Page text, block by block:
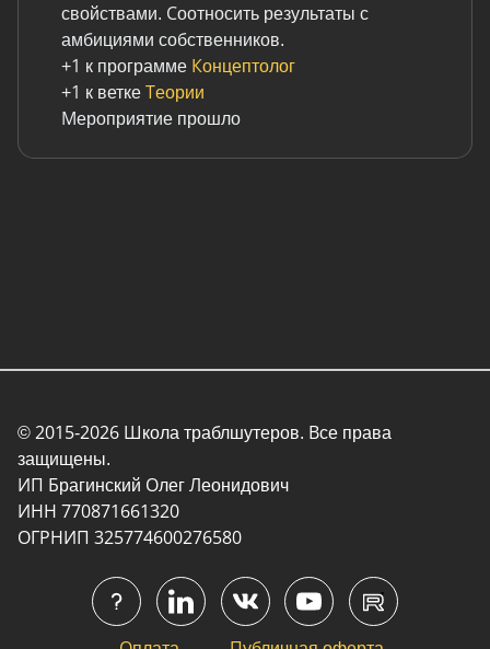
свойствами. Соотносить результаты с
амбициями собственников.
+1 к программе Концептолог
+1 к веткеТеории
Мероприятие прошло
© 2015-2026 Школа траблшутеров. Все права
защищены.
ИП Брагинский Олег Леонидович
ИНН 770871661320
ОГРНИП 325774600276580